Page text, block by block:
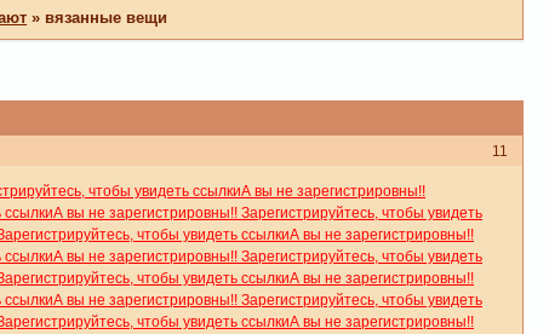
» вязанные вещи
11
чтобы увидеть ссылкиА вы не зарегистрировны!!
ссылкиА вы не зарегистрировны!! Зарегистрируйтесь, чтобы увидеть
чтобы увидеть ссылкиА вы не зарегистрировны!!
ссылкиА вы не зарегистрировны!! Зарегистрируйтесь, чтобы увидеть
чтобы увидеть ссылкиА вы не зарегистрировны!!
ссылкиА вы не зарегистрировны!! Зарегистрируйтесь, чтобы увидеть
чтобы увидеть ссылкиА вы не зарегистрировны!!